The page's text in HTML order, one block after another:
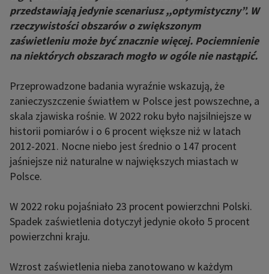
przedstawiają jedynie scenariusz ,,optymistyczny”. W
rzeczywistości obszarów o zwiększonym
zaświetleniu może być znacznie więcej. Pociemnienie
na niektórych obszarach mogło w ogóle nie nastąpić.
Przeprowadzone badania wyraźnie wskazują, że
zanieczyszczenie światłem w Polsce jest powszechne, a
skala zjawiska rośnie. W 2022 roku było najsilniejsze w
historii pomiarów i o 6 procent większe niż w latach
2012-2021. Nocne niebo jest średnio o 147 procent
jaśniejsze niż naturalne w największych miastach w
Polsce.
W 2022 roku pojaśniało 23 procent powierzchni Polski.
Spadek zaświetlenia dotyczył jedynie około 5 procent
powierzchni kraju.
Wzrost zaświetlenia nieba zanotowano w każdym